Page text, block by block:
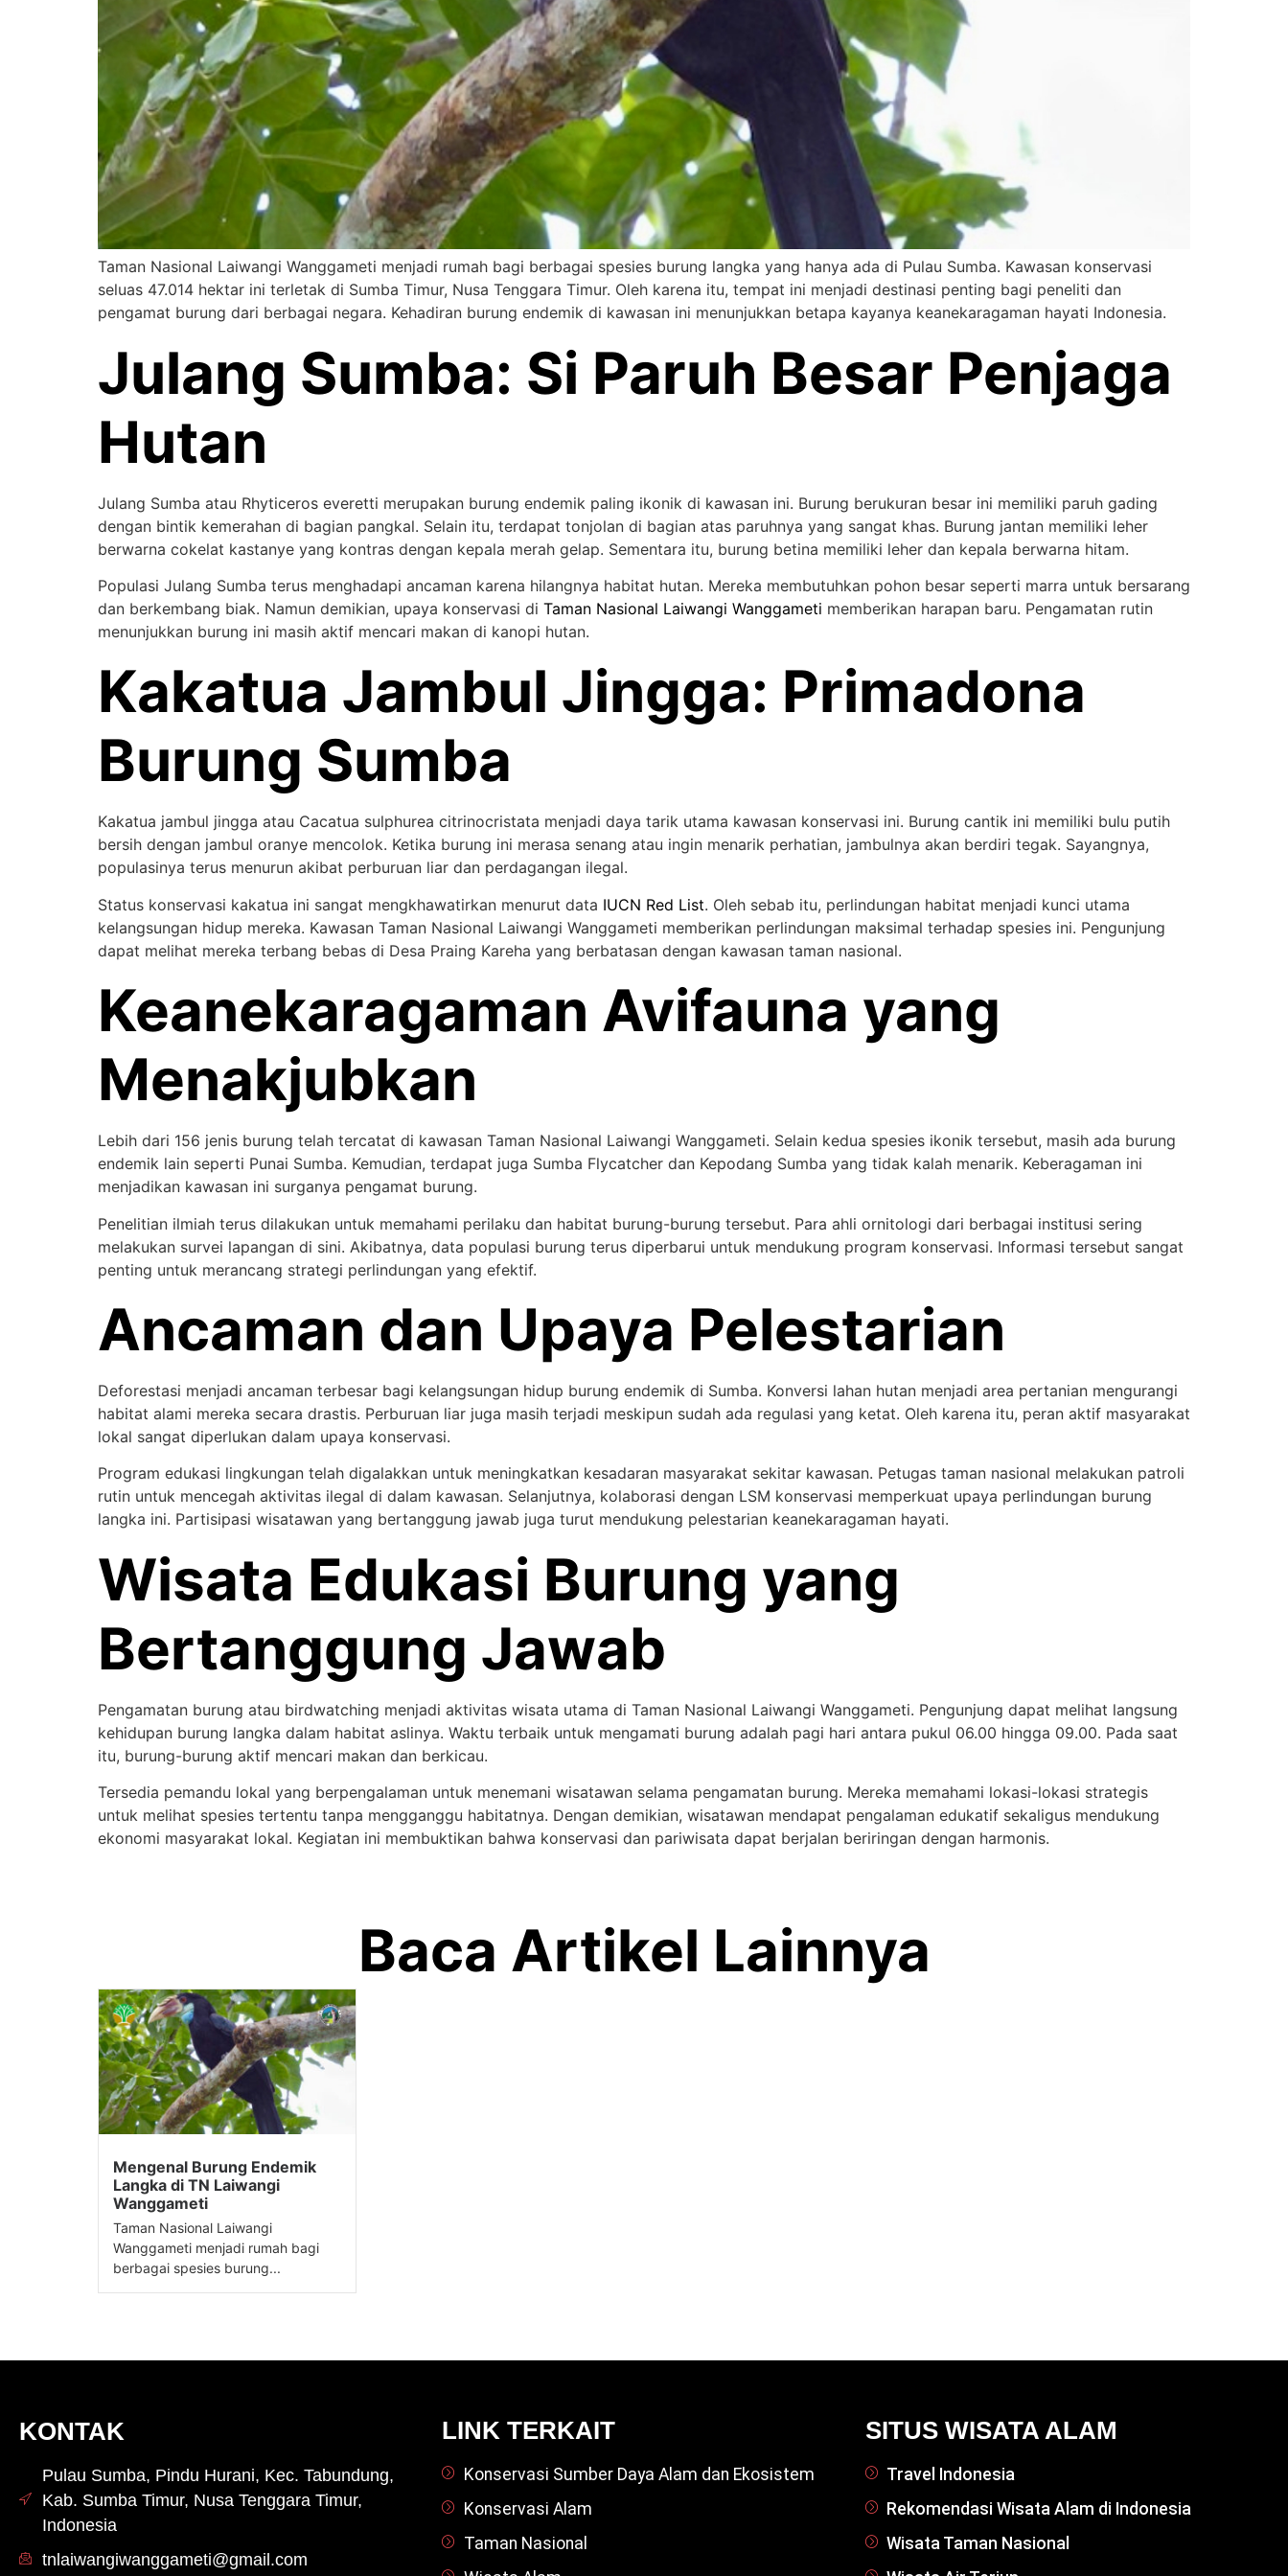
Taman Nasional Laiwangi Wanggameti menjadi rumah bagi berbagai spesies burung langka yang hanya ada di Pulau Sumba. Kawasan konservasi
seluas 47.014 hektar ini terletak di Sumba Timur, Nusa Tenggara Timur. Oleh karena itu, tempat ini menjadi destinasi penting bagi peneliti dan
pengamat burung dari berbagai negara. Kehadiran burung endemik di kawasan ini menunjukkan betapa kayanya keanekaragaman hayati Indonesia.
Julang Sumba: Si Paruh Besar Penjaga
Hutan
Julang Sumba atau Rhyticeros everetti merupakan burung endemik paling ikonik di kawasan ini. Burung berukuran besar ini memiliki paruh gading
dengan bintik kemerahan di bagian pangkal. Selain itu, terdapat tonjolan di bagian atas paruhnya yang sangat khas. Burung jantan memiliki leher
berwarna cokelat kastanye yang kontras dengan kepala merah gelap. Sementara itu, burung betina memiliki leher dan kepala berwarna hitam.
Populasi Julang Sumba terus menghadapi ancaman karena hilangnya habitat hutan. Mereka membutuhkan pohon besar seperti marra untuk bersarang
dan berkembang biak. Namun demikian, upaya konservasi di Taman Nasional Laiwangi Wanggameti memberikan harapan baru. Pengamatan rutin
menunjukkan burung ini masih aktif mencari makan di kanopi hutan.
Kakatua Jambul Jingga: Primadona
Burung Sumba
Kakatua jambul jingga atau Cacatua sulphurea citrinocristata menjadi daya tarik utama kawasan konservasi ini. Burung cantik ini memiliki bulu putih
bersih dengan jambul oranye mencolok. Ketika burung ini merasa senang atau ingin menarik perhatian, jambulnya akan berdiri tegak. Sayangnya,
populasinya terus menurun akibat perburuan liar dan perdagangan ilegal.
Status konservasi kakatua ini sangat mengkhawatirkan menurut data IUCN Red List. Oleh sebab itu, perlindungan habitat menjadi kunci utama
kelangsungan hidup mereka. Kawasan Taman Nasional Laiwangi Wanggameti memberikan perlindungan maksimal terhadap spesies ini. Pengunjung
dapat melihat mereka terbang bebas di Desa Praing Kareha yang berbatasan dengan kawasan taman nasional.
Keanekaragaman Avifauna yang
Menakjubkan
Lebih dari 156 jenis burung telah tercatat di kawasan Taman Nasional Laiwangi Wanggameti. Selain kedua spesies ikonik tersebut, masih ada burung
endemik lain seperti Punai Sumba. Kemudian, terdapat juga Sumba Flycatcher dan Kepodang Sumba yang tidak kalah menarik. Keberagaman ini
menjadikan kawasan ini surganya pengamat burung.
Penelitian ilmiah terus dilakukan untuk memahami perilaku dan habitat burung-burung tersebut. Para ahli ornitologi dari berbagai institusi sering
melakukan survei lapangan di sini. Akibatnya, data populasi burung terus diperbarui untuk mendukung program konservasi. Informasi tersebut sangat
penting untuk merancang strategi perlindungan yang efektif.
Ancaman dan Upaya Pelestarian
Deforestasi menjadi ancaman terbesar bagi kelangsungan hidup burung endemik di Sumba. Konversi lahan hutan menjadi area pertanian mengurangi
habitat alami mereka secara drastis. Perburuan liar juga masih terjadi meskipun sudah ada regulasi yang ketat. Oleh karena itu, peran aktif masyarakat
lokal sangat diperlukan dalam upaya konservasi.
Program edukasi lingkungan telah digalakkan untuk meningkatkan kesadaran masyarakat sekitar kawasan. Petugas taman nasional melakukan patroli
rutin untuk mencegah aktivitas ilegal di dalam kawasan. Selanjutnya, kolaborasi dengan LSM konservasi memperkuat upaya perlindungan burung
langka ini. Partisipasi wisatawan yang bertanggung jawab juga turut mendukung pelestarian keanekaragaman hayati.
Wisata Edukasi Burung yang
Bertanggung Jawab
Pengamatan burung atau birdwatching menjadi aktivitas wisata utama di Taman Nasional Laiwangi Wanggameti. Pengunjung dapat melihat langsung
kehidupan burung langka dalam habitat aslinya. Waktu terbaik untuk mengamati burung adalah pagi hari antara pukul 06.00 hingga 09.00. Pada saat
itu, burung-burung aktif mencari makan dan berkicau.
Tersedia pemandu lokal yang berpengalaman untuk menemani wisatawan selama pengamatan burung. Mereka memahami lokasi-lokasi strategis
untuk melihat spesies tertentu tanpa mengganggu habitatnya. Dengan demikian, wisatawan mendapat pengalaman edukatif sekaligus mendukung
ekonomi masyarakat lokal. Kegiatan ini membuktikan bahwa konservasi dan pariwisata dapat berjalan beriringan dengan harmonis.
Baca Artikel Lainnya
Mengenal Burung Endemik
Langka di TN Laiwangi
Wanggameti
Taman Nasional Laiwangi
Wanggameti menjadi rumah bagi
berbagai spesies burung...
KONTAK
Pulau Sumba, Pindu Hurani, Kec. Tabundung,
Kab. Sumba Timur, Nusa Tenggara Timur,
Indonesia
tnlaiwangiwanggameti@gmail.com
LINK TERKAIT
Konservasi Sumber Daya Alam dan Ekosistem
Konservasi Alam
Taman Nasional
SITUS WISATA ALAM
Travel Indonesia
Rekomendasi Wisata Alam di Indonesia
Wisata Taman Nasional